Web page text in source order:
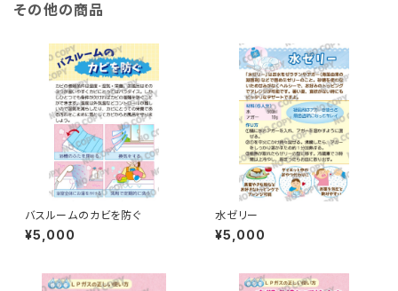
その他の商品
バスルームのカビを防ぐ
¥5,000
水ゼリー
¥5,000